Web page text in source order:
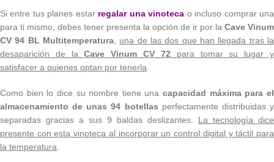
Si entre tus planes estar regalar una vinoteca o incluso comprar una
para ti mismo, debes tener presenta la opción de ir por la Cave Vinum
CV 94 BL Multitemperatura, una de las dos que han llegada tras la
desaparición de laCave Vinum CV 72 para tomar su lugar y
satisfacer a quienes optan por tenerla.
Como bien lo dice su nombre tiene unacapacidad máxima para el
almacenamiento de unas 94 botellas perfectamente distribuidas y
separadas gracias a sus 9 baldas deslizantes. La tecnología dice
presente con esta vinoteca al incorporar un control digital y táctil para
la temperatura.